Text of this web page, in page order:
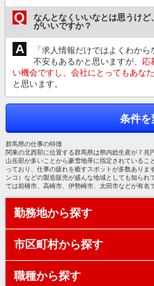
Q
なんとなくいいなとは思うけ
がいいですか？
A
「求人情報だけではよくわか
不安もあるかと思いますが、 応
い機会ですし、会社にとってもあな
と思います。
条件を
群馬県の仕事の特徴
関東の北西部に位置する群馬県は県内総生産が７兆
山岳部が多いことから豪雪地帯に指定されているこ
っており、仕事の疲れを癒すスポットが多数あり
ンコ）などの製造販売が盛んな地域としても知ら
ては前橋市、高崎市、伊勢崎市、太田市などが有名で
勤務地から探す
市区町村から探す
職種から探す